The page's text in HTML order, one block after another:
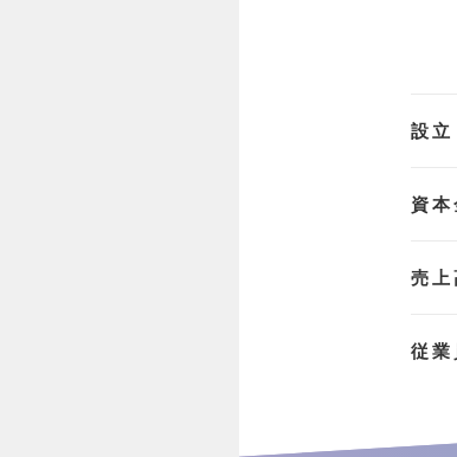
設立
資本
売上
従業